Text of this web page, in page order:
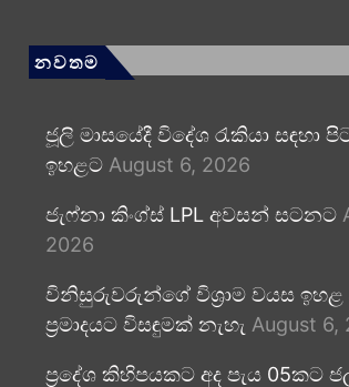
නවතම
ජූලි මාසයේදී විදේශ රැකියා සඳහා
ඉහළට August 6, 2026
ජැෆ්නා කිංග්ස් LPL අවසන් සටනට
2026
විනිසුරුවරුන්ගේ විශ්‍රාම වයස ඉහළ
ප්‍රමාදයට විසඳුමක් නැහැ August 6,
ප්‍රදේශ කිහිපයකට අද පැය 05කට